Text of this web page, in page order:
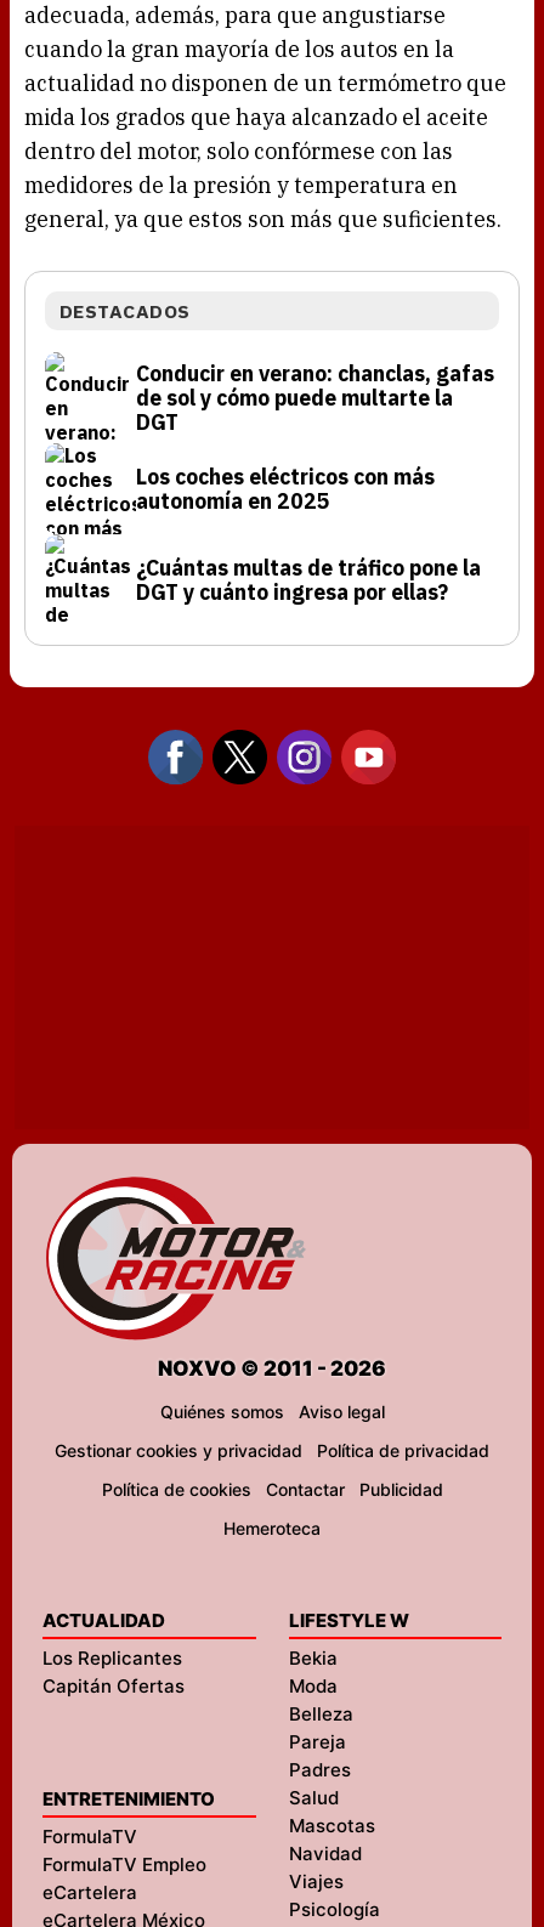
adecuada, además, para que angustiarse
cuando la gran mayoría de los autos en la
actualidad no disponen de un termómetro que
mida los grados que haya alcanzado el aceite
dentro del motor, solo confórmese con las
medidores de la presión y temperatura en
general, ya que estos son más que suficientes.
DESTACADOS
Conducir en verano: chanclas, gafas
de sol y cómo puede multarte la
DGT
Los coches eléctricos con más
autonomía en 2025
¿Cuántas multas de tráfico pone la
DGT y cuánto ingresa por ellas?
NOXVO © 2011 - 2026
Quiénes somos
Aviso legal
Gestionar cookies y privacidad
Política de privacidad
Política de cookies
Contactar
Publicidad
Hemeroteca
ACTUALIDAD
Los Replicantes
Capitán Ofertas
ENTRETENIMIENTO
FormulaTV
FormulaTV Empleo
eCartelera
eCartelera México
LIFESTYLE W
Bekia
Moda
Belleza
Pareja
Padres
Salud
Mascotas
Navidad
Viajes
Psicología